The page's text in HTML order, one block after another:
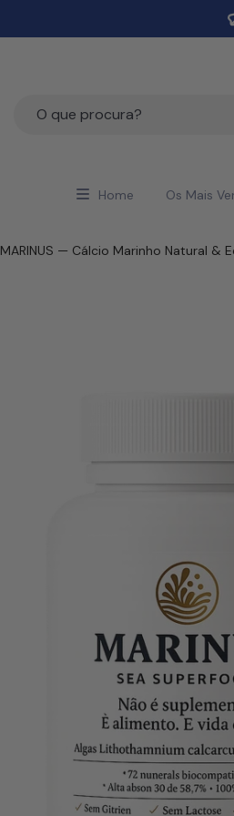
Home Os Mais
MARINUS — Cálcio Marinho Natural &